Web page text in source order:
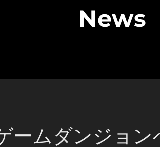
News
ームダンジョン